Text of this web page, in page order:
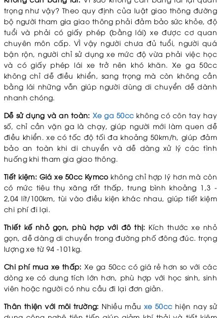
trọng như vậy? Theo quy định của luật giao thông đường
bộ người tham gia giao thông phải đảm bảo sức khỏe, độ
tuổi và phải có giấy phép (bằng lái) xe được cơ quan
chuyên môn cấp. VÌ vậy người chưa đủ tuổi, người quá
bận rộn, người chỉ sử dụng xe mức độ vừa phải việc học
và có giấy phép lái xe trở nên khó khăn. Xe ga 50cc
không chỉ dễ điều khiển, sang trọng mà còn không cần
bằng lái những vẫn giúp người dùng di chuyển dễ dành
nhanh chóng.
Dễ sử dụng và an toàn: Xe ga 50cc không có côn tay hay
số, chỉ cần vặn ga là chạy, giúp người mới làm quen dễ
điều khiển. xe có tốc độ tối đa khoảng 50km/h, giúp đảm
bảo an toàn khi di chuyển và dễ dàng xử lý các tình
huống khi tham gia giao thông.
Tiết kiệm: Giá xe 50cc Kymco không chỉ hợp lý hơn mà còn
có mức tiêu thụ xăng rất thấp, trung bình khoảng 1,3 -
2,04 lít/100km, tùi vào điều kiện khác nhau, giúp tiết kiệm
chi phí đi lại.
Thiết kế nhỏ gọn, phù hợp với đô thị: Kích thước xe nhỏ
gọn, dễ dàng di chuyển trong đường phố đông đúc. trọng
lượng xe từ 94 -101kg.
Chi phí mua xe thấp: Xe ga 50cc có giá rẻ hơn so với các
dòng xe có dung tích lớn hơn, phù hợp với học sinh, sinh
viên hoặc người có nhu cầu đi lại đơn giản.
Thân thiện với môi trường: Nhiều mẫu xe 50cc hiện nay sử